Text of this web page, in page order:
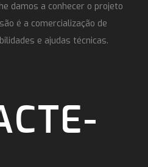
damos a conhecer o projeto
é a comercialização de
e ajudas técnicas.